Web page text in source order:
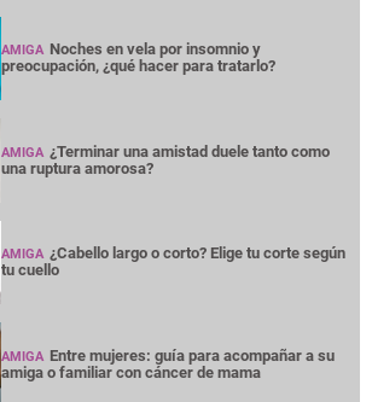
AMIGA Noches en vela por insomnio y
preocupación, ¿qué hacer para tratarlo?
AMIGA ¿Terminar una amistad duele tanto como
una ruptura amorosa?
AMIGA ¿Cabello largo o corto? Elige tu corte según
tu cuello
AMIGA Entre mujeres: guía para acompañar a su
amiga o familiar con cáncer de mama